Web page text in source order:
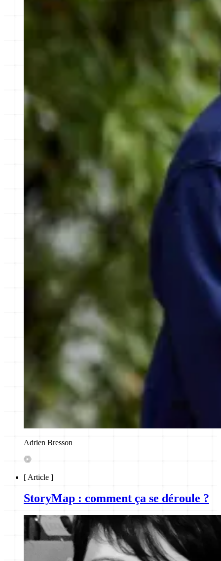
Adrien Bresson
[ Article ]
StoryMap : comment ça se déroule ?